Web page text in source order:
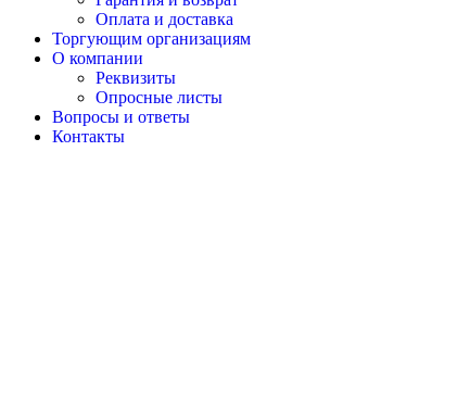
Оплата и доставка
Торгующим организациям
О компании
Реквизиты
Опросные листы
Вопросы и ответы
Контакты